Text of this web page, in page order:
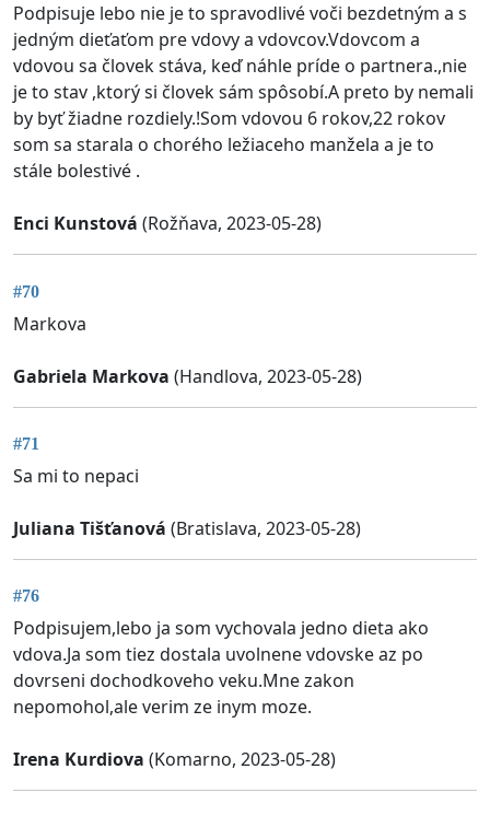
Podpisuje lebo nie je to spravodlivé voči bezdetným a s
jedným dieťaťom pre vdovy a vdovcov.Vdovcom a
vdovou sa človek stáva, keď náhle príde o partnera.,nie
je to stav ,ktorý si človek sám spôsobí.A preto by nemali
by byť žiadne rozdiely.!Som vdovou 6 rokov,22 rokov
som sa starala o chorého ležiaceho manžela a je to
stále bolestivé .
Enci Kunstová (Rožňava, 2023-05-28)
#70
Markova
Gabriela Markova (Handlova, 2023-05-28)
#71
Sa mi to nepaci
Juliana Tišťanová (Bratislava, 2023-05-28)
#76
Podpisujem,lebo ja som vychovala jedno dieta ako
vdova.Ja som tiez dostala uvolnene vdovske az po
dovrseni dochodkoveho veku.Mne zakon
nepomohol,ale verim ze inym moze.
Irena Kurdiova (Komarno, 2023-05-28)